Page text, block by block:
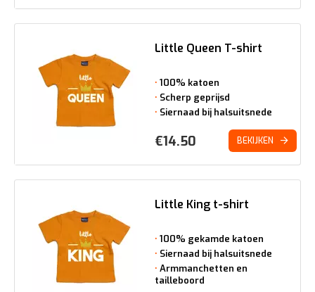
Little Queen T-shirt
100% katoen
Scherp geprijsd
Siernaad bij halsuitsnede
€14.50 BEKIJKEN
Little King t-shirt
100% gekamde katoen
Siernaad bij halsuitsnede
Armmanchetten en
tailleboord